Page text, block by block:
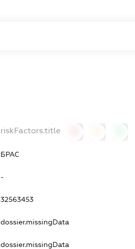
riskFactors.title
БРАС
-
32563453
dossier.missingData
dossier.missingData